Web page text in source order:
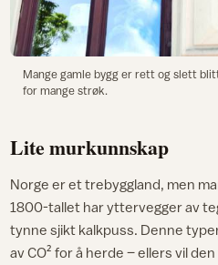
Mange gamle bygg er rett og slett
for mange strøk.
Lite murkunnskap
Norge er et trebyggland, men
1800-tallet har yttervegger av
tynne sjikt kalkpuss. Denne
av CO² for å herde – ellers vil